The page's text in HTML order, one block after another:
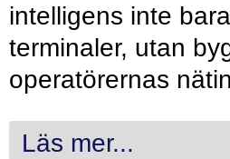
intelligens inte
terminaler, utan
operatörernas
Läs mer...